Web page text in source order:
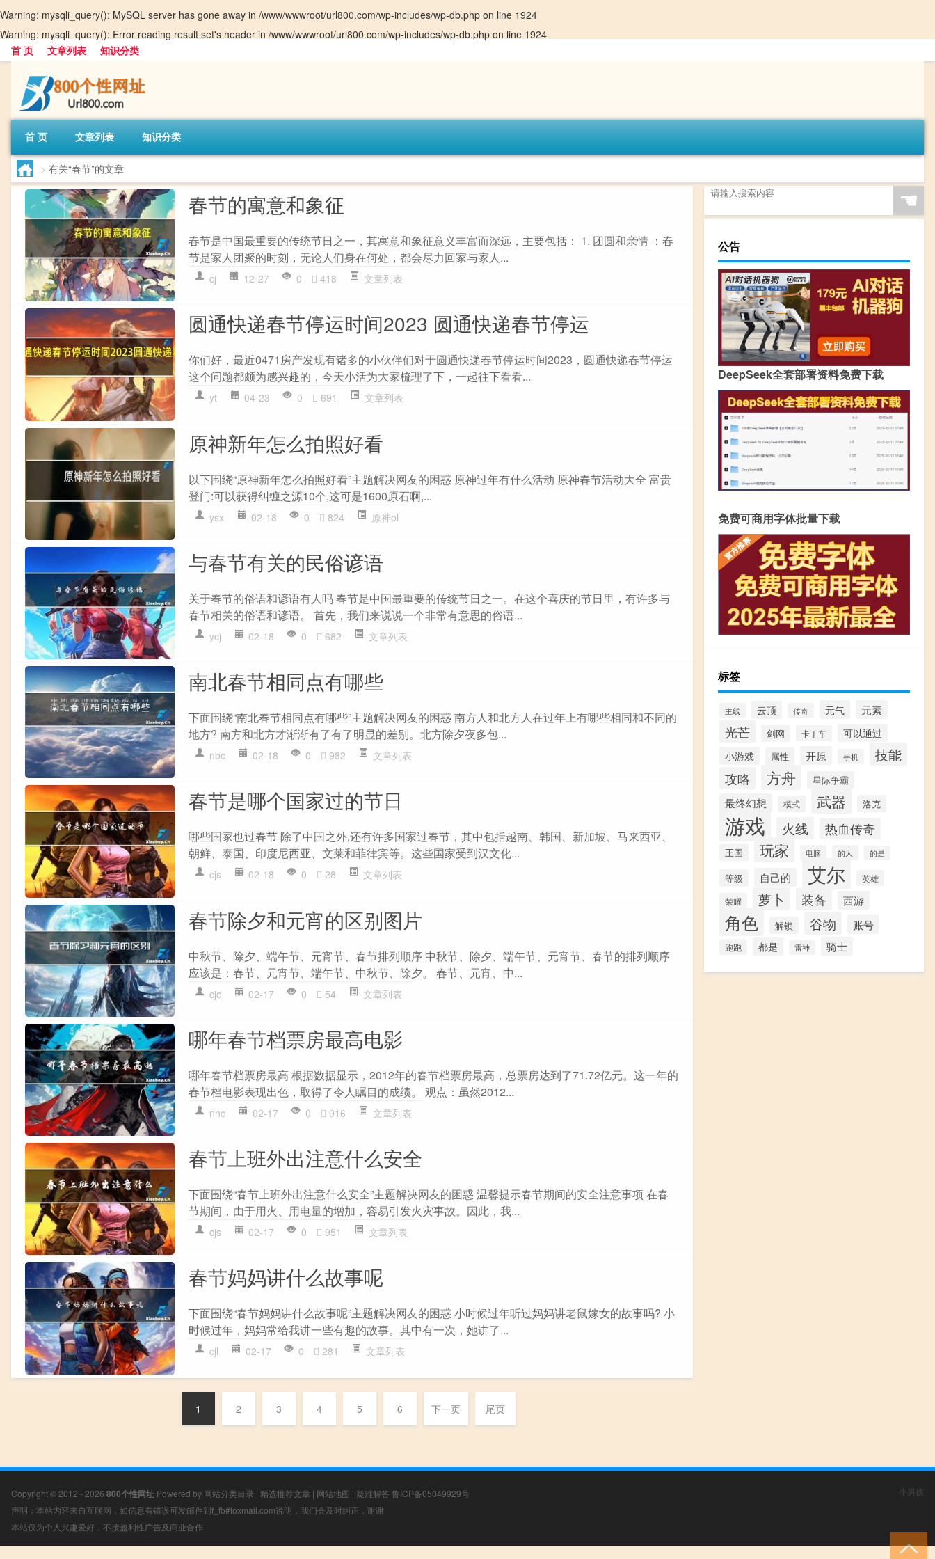
Warning: mysqli_query(): MySQL server has gone away in /www/wwwroot/url800.com/wp-includes/wp-db.php on line 1924
Warning: mysqli_query(): Error reading result set's header in /www/wwwroot/url800.com/wp-includes/wp-db.php on line 1924
首 页
文章列表 知识分类
首 页 文章列表 知识分类
> 有关“春节”的文章
春节的寓意和象征
春节是中国最重要的传统节日之一，其寓意和象征意义丰富而深远，主要包括： 1. 团圆和亲情 ：春
节是家人团聚的时刻，无论人们身在何处，都会尽力回家与家人...
cj 12-27 0 418 文章列表
圆通快递春节停运时间2023 圆通快递春节停运
你们好，最近0471房产发现有诸多的小伙伴们对于圆通快递春节停运时间2023，圆通快递春节停运
这个问题都颇为感兴趣的，今天小活为大家梳理了下，一起往下看看...
yt 04-23 0 691 文章列表
原神新年怎么拍照好看
以下围绕“原神新年怎么拍照好看”主题解决网友的困惑 原神过年有什么活动 原神春节活动大全 富贵
登门:可以获得纠缠之源10个,这可是1600原石啊,...
ysx 02-18 0 824 原神ol
与春节有关的民俗谚语
关于春节的俗语和谚语有人吗 春节是中国最重要的传统节日之一。在这个喜庆的节日里，有许多与
春节相关的俗语和谚语。 首先，我们来说说一个非常有意思的俗语...
ycj 02-18 0 682 文章列表
南北春节相同点有哪些
下面围绕“南北春节相同点有哪些”主题解决网友的困惑 南方人和北方人在过年上有哪些相同和不同的
地方? 南方和北方才渐渐有了有了明显的差别。北方除夕夜多包...
nbc 02-18 0 982 文章列表
春节是哪个国家过的节日
哪些国家也过春节 除了中国之外,还有许多国家过春节，其中包括越南、韩国、新加坡、马来西亚、
朝鲜、泰国、印度尼西亚、文莱和菲律宾等。这些国家受到汉文化...
cjs 02-18 0 28 文章列表
春节除夕和元宵的区别图片
中秋节、除夕、端午节、元宵节、春节排列顺序 中秋节、除夕、端午节、元宵节、春节的排列顺序
应该是：春节、元宵节、端午节、中秋节、除夕。 春节、元宵、中...
cjc 02-17 0 54 文章列表
哪年春节档票房最高电影
哪年春节档票房最高 根据数据显示，2012年的春节档票房最高，总票房达到了71.72亿元。这一年的
春节档电影表现出色，取得了令人瞩目的成绩。 观点：虽然2012...
nnc 02-17 0 916 文章列表
春节上班外出注意什么安全
下面围绕“春节上班外出注意什么安全”主题解决网友的困惑 温馨提示春节期间的安全注意事项 在春
节期间，由于用火、用电量的增加，容易引发火灾事故。因此，我...
cjs 02-17 0 951 文章列表
春节妈妈讲什么故事呢
下面围绕“春节妈妈讲什么故事呢”主题解决网友的困惑 小时候过年听过妈妈讲老鼠嫁女的故事吗? 小
时候过年，妈妈常给我讲一些有趣的故事。其中有一次，她讲了...
cjl 02-17 0 281 文章列表
1 2 3 4 5 6 下一页 尾页
☚
公告
DeepSeek全套部署资料免费下载
免费可商用字体批量下载
标签
主线 云顶 传奇 元气 元素
光芒 剑网 卡丁车
可以通过
小游戏
属性 开原 手机 技能
攻略 方舟 星际争霸
最终幻想 模式 武器 洛克
游戏 火线 热血传奇
王国 玩家 电脑 的人 的是
等级 自己的 艾尔
英雄
荣耀
萝卜 装备 西游
角色 解锁 谷物 账号
跑跑 都是 雷神 骑士
Copyright © 2012 - 2026 800个性网址 Powered by 网站分类目录 | 精选推荐文章 | 网站地图 | 疑难解答 鲁ICP备05049929号
声明：本站内容来自互联网，如信息有错误可发邮件到f_fb#foxmail.com说明，我们会及时纠正，谢谢
本站仅为个人兴趣爱好，不接盈利性广告及商业合作
小男孩